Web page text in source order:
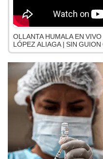
OLLANTA HUMALA EN
LÓPEZ ALIAGA | SIN